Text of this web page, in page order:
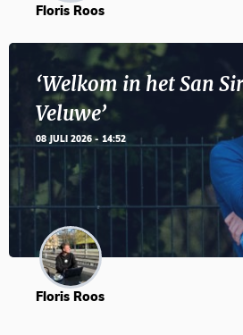
Floris Roos
‘Welkom in het San
Veluwe’
08 JULI 2026 - 14:52
Floris Roos